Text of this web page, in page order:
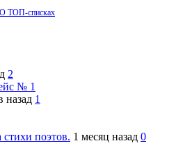
О ТОП-списках
2
№ 1
назад 1
поэтов. 1 месяц назад 0